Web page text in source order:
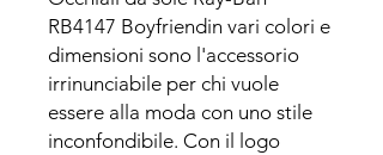
RB4147 Boyfriendin vari colori e
dimensioni sono l'accessorio
irrinunciabile per chi vuole
essere alla moda con uno stile
inconfondibile. Con il logo